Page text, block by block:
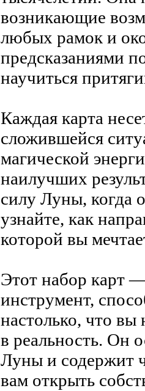
возникающие
любых рамок и
предсказаниями
научиться
Каждая карта
сложившейся
магической
наилучших
силу Луны, когда
узнайте, как
которой вы
Этот набор карт
инструмент,
настолько, что вы
в реальность. Он
Луны и содержит
вам открыть